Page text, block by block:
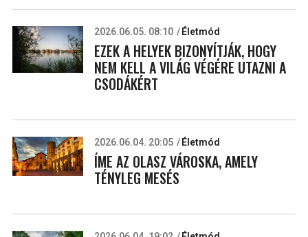
2026.06.05. 08:10 Életmód
EZEK A HELYEK BIZONYÍTJÁK, HOGY
NEM KELL A VILÁG VÉGÉRE UTAZNI A
CSODÁKÉRT
2026.06.04. 20:05 Életmód
ÍME AZ OLASZ VÁROSKA, AMELY
TÉNYLEG MESÉS